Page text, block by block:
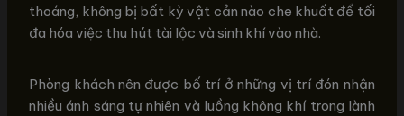
thoáng, không bị bất kỳ vật cản nào che khuất để tối
đa hóa việc thu hút tài lộc và sinh khí vào nhà.
Phòng khách nên được bố trí ở những vị trí đón nhận
nhiều ánh sáng tự nhiên và luồng không khí trong lành